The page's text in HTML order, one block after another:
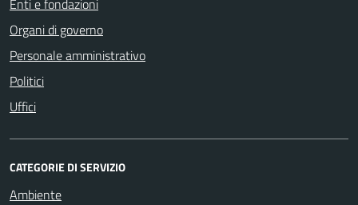
Organi di governo
Personale amministrativo
Politici
Uffici
CATEGORIE DI SERVIZIO
Ambiente